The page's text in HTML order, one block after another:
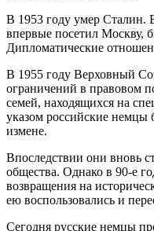
В 1953 году умер Сталин.
впервые посетил Москву,
Дипломатические
В 1955 году Верховный
ограничений в правовом
семей, находящихся на
указом российские немцы
измене.
Впоследствии они вновь
общества. Однако в 90-е
возвращения на
ею воспользовались и
Сегодня русские немцы